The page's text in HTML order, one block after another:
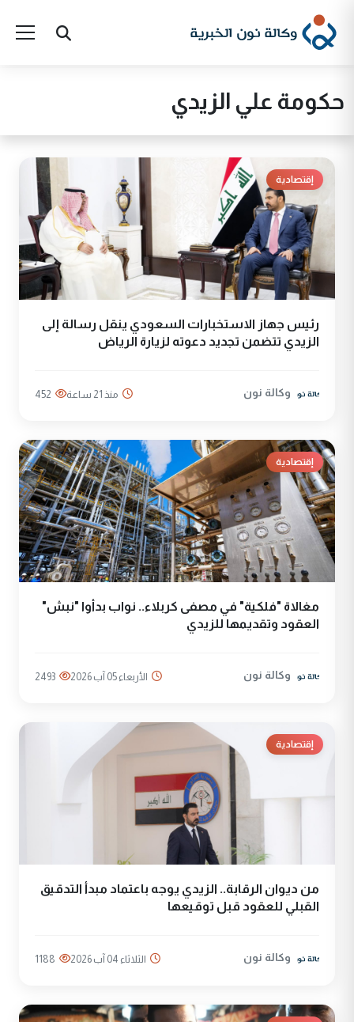
حكومة علي الزيدي
إقتصادية
رئيس جهاز الاستخبارات السعودي ينقل رسالة إلى
الزيدي تتضمن تجديد دعوته لزيارة الرياض
وكالة نون منذ 21 ساعة 452
إقتصادية
مغالاة "فلكية" في مصفى كربلاء.. نواب بدأوا "نبش"
العقود وتقديمها للزيدي
وكالة نون الأربعاء 05 آب 2026 2493
إقتصادية
من ديوان الرقابة.. الزيدي يوجه باعتماد مبدأ التدقيق
القبلي للعقود قبل توقيعها
وكالة نون الثلاثاء 04 آب 2026 1188